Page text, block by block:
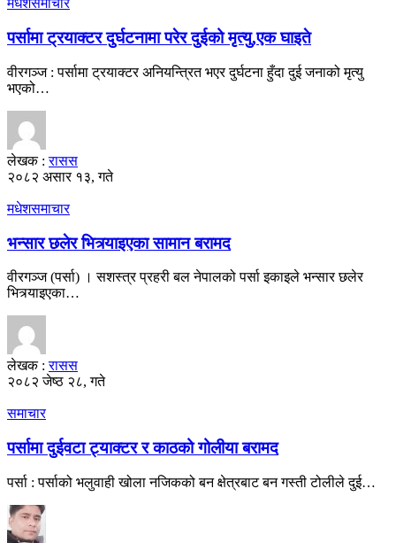
मधेशसमाचार
पर्सामा ट्रयाक्टर दुर्घटनामा परेर दुईको मृत्यु,एक घाइते
वीरगञ्ज : पर्सामा ट्रयाक्टर अनियन्त्रित भएर दुर्घटना हुँदा दुई जनाको मृत्यु
भएको…
लेखक : रासस
२०८२ असार १३, गते
मधेशसमाचार
भन्सार छलेर भित्र्याइएका सामान बरामद
वीरगञ्ज (पर्सा) । सशस्त्र प्रहरी बल नेपालको पर्सा इकाइले भन्सार छलेर
भित्र्याइएका…
लेखक : रासस
२०८२ जेष्ठ २८, गते
समाचार
पर्सामा दुईवटा ट्याक्टर र काठको गोलीया बरामद
पर्सा : पर्साको भलुवाही खोला नजिकको बन क्षेत्रबाट बन गस्ती टोलीले दुई…